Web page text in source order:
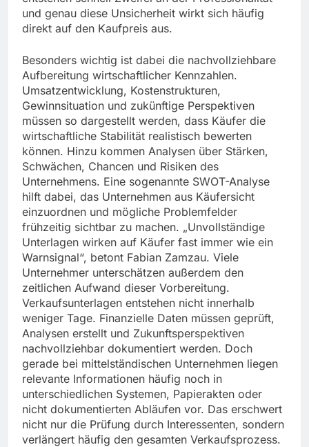
und genau diese Unsicherheit wirkt sich häufig
direkt auf den Kaufpreis aus.
Besonders wichtig ist dabei die nachvollziehbare
Aufbereitung wirtschaftlicher Kennzahlen.
Umsatzentwicklung, Kostenstrukturen,
Gewinnsituation und zukünftige Perspektiven
müssen so dargestellt werden, dass Käufer die
wirtschaftliche Stabilität realistisch bewerten
können. Hinzu kommen Analysen über Stärken,
Schwächen, Chancen und Risiken des
Unternehmens. Eine sogenannte SWOT-Analyse
hilft dabei, das Unternehmen aus Käufersicht
einzuordnen und mögliche Problemfelder
frühzeitig sichtbar zu machen. „Unvollständige
Unterlagen wirken auf Käufer fast immer wie ein
Warnsignal“, betont Fabian Zamzau. Viele
Unternehmer unterschätzen außerdem den
zeitlichen Aufwand dieser Vorbereitung.
Verkaufsunterlagen entstehen nicht innerhalb
weniger Tage. Finanzielle Daten müssen geprüft,
Analysen erstellt und Zukunftsperspektiven
nachvollziehbar dokumentiert werden. Doch
gerade bei mittelständischen Unternehmen liegen
relevante Informationen häufig noch in
unterschiedlichen Systemen, Papierakten oder
nicht dokumentierten Abläufen vor. Das erschwert
nicht nur die Prüfung durch Interessenten, sondern
verlängert häufig den gesamten Verkaufsprozess.